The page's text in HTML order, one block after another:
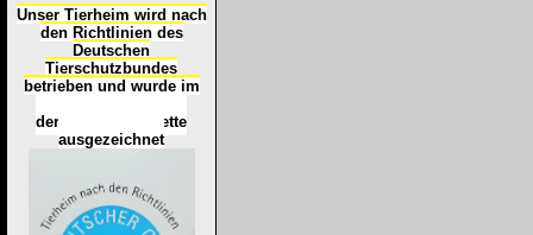
Unser Tierheim wird nach
den Richtlinien des
Deutschen
Tierschutzbundes
betrieben und wurde im
der
Tierheimplakette
ausgezeichnet